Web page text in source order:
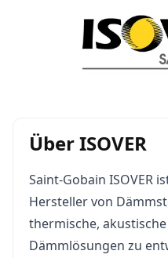
Über ISOVER
Saint-Gobain ISOVER
Hersteller von
thermische,
Dämmlösungen zu